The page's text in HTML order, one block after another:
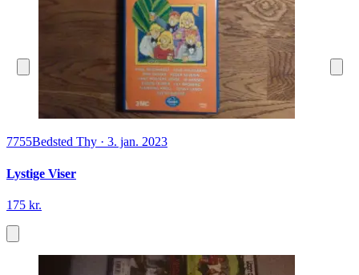
7755Bedsted Thy · 3. jan. 2023
Lystige Viser
175 kr.